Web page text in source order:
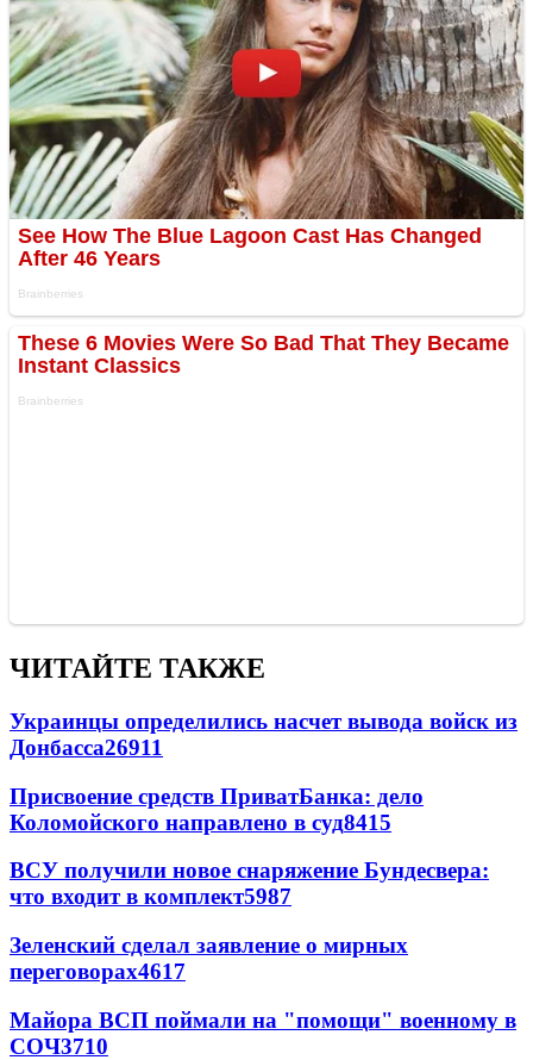
ЧИТАЙТЕ ТАКЖЕ
Украинцы определились насчет вывода войск из
Донбасса26911
Присвоение средств ПриватБанка: дело
Коломойского направлено в суд8415
ВСУ получили новое снаряжение Бундесвера:
что входит в комплект5987
Зеленский сделал заявление о мирных
переговорах4617
Майора ВСП поймали на "помощи" военному в
СОЧ3710